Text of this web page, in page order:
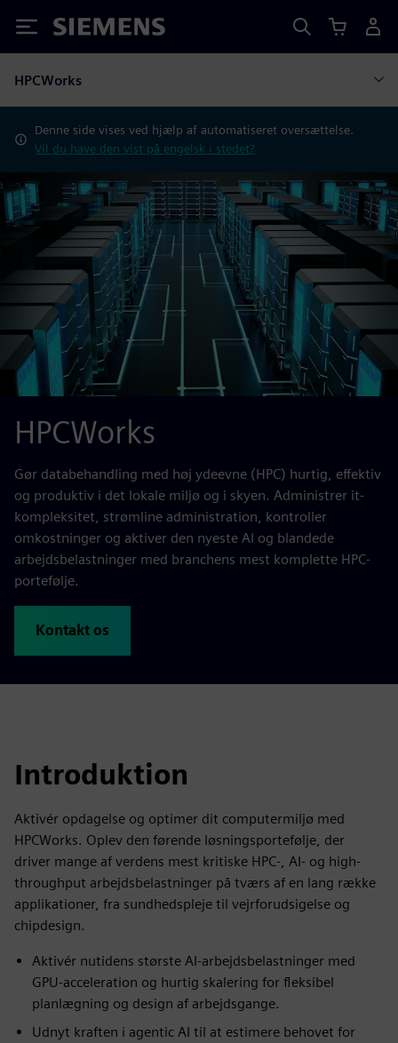
Siemens
HPCWorks
Denne side vises ved hjælp af automatiseret oversættelse.
Vil du have den vist på engelsk i stedet?
HPCWorks
Gør databehandling med høj ydeevne (HPC) hurtig, effektiv
og produktiv i det lokale miljø og i skyen. Administrer it-
kompleksitet, strømline administration, kontroller
omkostninger og aktiver den nyeste AI og blandede
arbejdsbelastninger med branchens mest komplette HPC-
portefølje.
Kontakt os
Introduktion
Aktivér opdagelse og optimer dit computermiljø med
HPCWorks. Oplev den førende løsningsportefølje, der
driver mange af verdens mest kritiske HPC-, AI- og high-
throughput arbejdsbelastninger på tværs af en lang række
applikationer, fra sundhedspleje til vejrforudsigelse og
chipdesign.
Aktivér nutidens største AI-arbejdsbelastninger med
GPU-acceleration og hurtig skalering for fleksibel
planlægning og design af arbejdsgange.
Udnyt kraften i agentic AI til at estimere behovet for